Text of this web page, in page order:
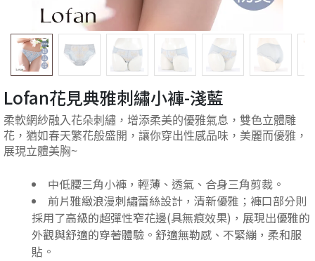
Lofan花見典雅刺繡小褲-淺藍
柔軟網紗融入花朵刺繡，增添柔美的優雅氣息，雙色立體雕
花，猶如春天繁花般盛開，讓你穿出性感品味，美麗而優雅，
展現立體美胸~
中低腰三角小褲，輕薄、透氣、合身三角剪裁。
前片雅緻浪漫刺繡蕾絲設計，清新優雅；褲口部分則
採用了高級的超彈性窄花邊(具無痕效果)，展現出優雅的
外觀與舒適的穿著體驗。舒適無勒感、不緊繃，柔和服
貼。